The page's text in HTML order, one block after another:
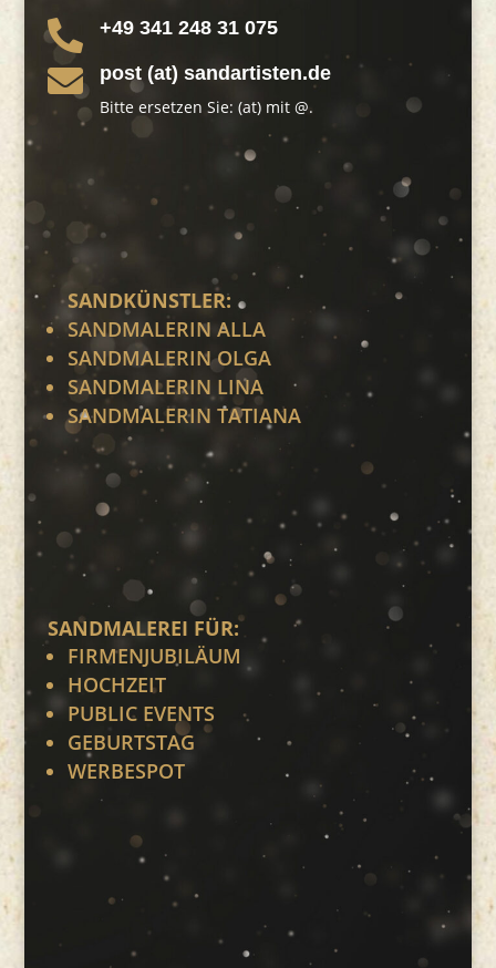
 +49 341 248 31 075
 post (at) sandartisten.de
Bitte ersetzen Sie: (at) mit @.
SANDKÜNSTLER:
SANDMALERIN ALLA
SANDMALERIN OLGA
SANDMALERIN LINA
SANDMALERIN TATIANA
SANDMALEREI FÜR:
FIRMENJUBILÄUM
HOCHZEIT
PUBLIC EVENTS
GEBURTSTAG
WERBESPOT